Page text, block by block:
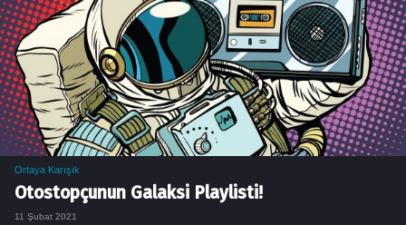
Ortaya Karışık
Otostopçunun Galaksi Playlisti!
11 Şubat 2021